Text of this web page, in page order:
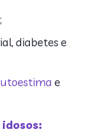
diabetes e
e